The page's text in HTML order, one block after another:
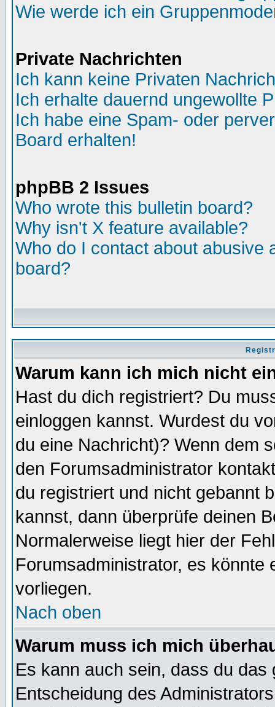
Wie werde ich ein
Private Nachrichten
Ich kann keine Privaten
Ich erhalte dauernd ungewollte
Ich habe eine Spam- oder
Board erhalten!
phpBB 2 Issues
Who wrote this bulletin board?
Why isn't X feature available?
Who do I contact about abusive
board?
Warum kann ich mich nicht
Hast du dich registriert? Du
einloggen kannst. Wurdest du
du eine Nachricht)? Wenn dem
den Forumsadministrator
du registriert und nicht gebannt
kannst, dann überprüfe deinen
Normalerweise liegt hier der
Forumsadministrator, es könnte
vorliegen.
Nach oben
Warum muss ich mich
Es kann auch sein, dass du
Entscheidung des